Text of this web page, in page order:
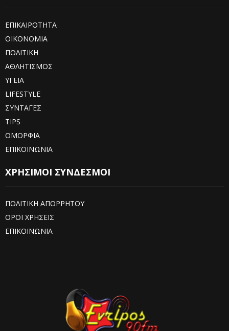
ΕΠΙΚΑΙΡΟΤΗΤΑ
ΟΙΚΟΝΟΜΙΑ
ΠΟΛΙΤΙΚΗ
ΑΘΛΗΤΙΣΜΟΣ
ΥΓΕΙΑ
LIFESTYLE
ΣΥΝΤΑΓΕΣ
TIPS
ΟΜΟΡΦΙΑ
ΕΠΙΚΟΙΝΩΝΙΑ
ΧΡΗΣΙΜΟΙ ΣΥΝΔΕΣΜΟΙ
ΠΟΛΙΤΙΚΗ ΑΠΟΡΡΗΤΟΥ
ΟΡΟΙ ΧΡΗΣΕΙΣ
ΕΠΙΚΟΙΝΩΝΙΑ